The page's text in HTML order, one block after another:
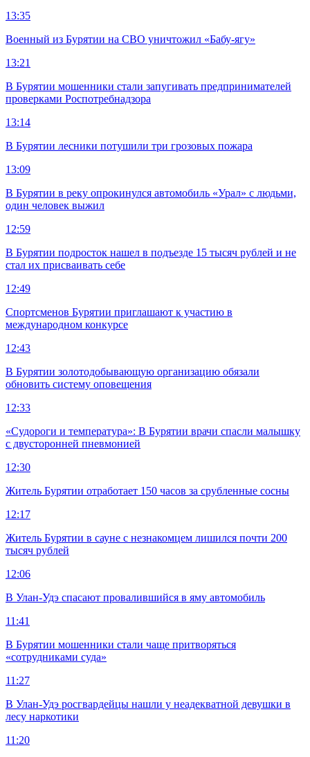
13:35
Военный из Бурятии на СВО уничтожил «Бабу-ягу»
13:21
В Бурятии мошенники стали запугивать предпринимателей
проверками Роспотребнадзора
13:14
В Бурятии лесники потушили три грозовых пожара
13:09
В Бурятии в реку опрокинулся автомобиль «Урал» с людьми,
один человек выжил
12:59
В Бурятии подросток нашел в подъезде 15 тысяч рублей и не
стал их присваивать себе
12:49
Спортсменов Бурятии приглашают к участию в
международном конкурсе
12:43
В Бурятии золотодобывающую организацию обязали
обновить систему оповещения
12:33
«Судороги и температура»: В Бурятии врачи спасли малышку
с двусторонней пневмонией
12:30
Житель Бурятии отработает 150 часов за срубленные сосны
12:17
Житель Бурятии в сауне с незнакомцем лишился почти 200
тысяч рублей
12:06
В Улан-Удэ спасают провалившийся в яму автомобиль
11:41
В Бурятии мошенники стали чаще притворяться
«сотрудниками суда»
11:27
В Улан-Удэ росгвардейцы нашли у неадекватной девушки в
лесу наркотики
11:20